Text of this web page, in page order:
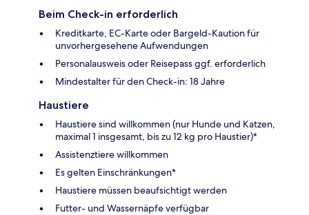
Beim Check-in erforderlich
Kreditkarte, EC-Karte oder Bargeld-Kaution für
unvorhergesehene Aufwendungen
Personalausweis oder Reisepass ggf. erforderlich
Mindestalter für den Check-in: 18 Jahre
Haustiere
Haustiere sind willkommen (nur Hunde und Katzen,
maximal 1 insgesamt, bis zu 12 kg pro Haustier)*
Assistenztiere willkommen
Es gelten Einschränkungen*
Haustiere müssen beaufsichtigt werden
Futter- und Wassernäpfe verfügbar